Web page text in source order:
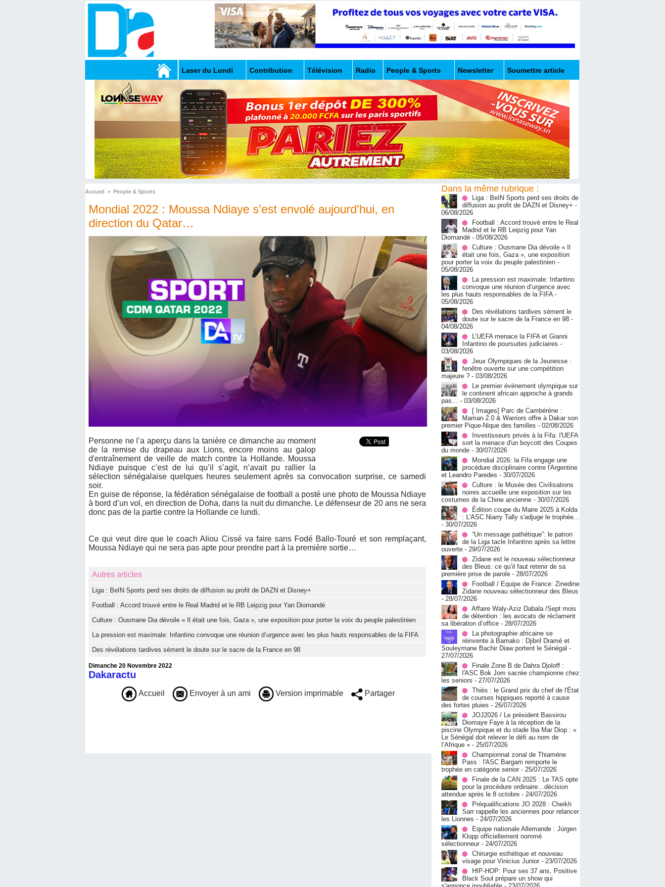
Laser du Lundi Contribution Télévision Radio People & Sports Newsletter Soumettre article
Accueil > People & Sports
Mondial 2022 : Moussa Ndiaye s’est envolé aujourd’hui, en
direction du Qatar…
Personne ne l’a aperçu dans la tanière ce dimanche au moment
de la remise du drapeau aux Lions, encore moins au galop
d'entraînement de veille de match contre la Hollande. Moussa
Ndiaye puisque c’est de lui qu’il s’agit, n’avait pu rallier la
sélection sénégalaise quelques heures seulement après sa convocation surprise, ce samedi
soir.
En guise de réponse, la fédération sénégalaise de football a posté une photo de Moussa Ndiaye
à bord d’un vol, en direction de Doha, dans la nuit du dimanche. Le défenseur de 20 ans ne sera
donc pas de la partie contre la Hollande ce lundi.
Ce qui veut dire que le coach Aliou Cissé va faire sans Fodé Ballo-Touré et son remplaçant,
Moussa Ndiaye qui ne sera pas apte pour prendre part à la première sortie…
Autres articles
Liga : BeIN Sports perd ses droits de diffusion au profit de DAZN et Disney+
Football : Accord trouvé entre le Real Madrid et le RB Leipzig pour Yan Diomandé
Culture : Ousmane Dia dévoile « Il était une fois, Gaza », une exposition pour porter la voix du peuple palestinien
La pression est maximale: Infantino convoque une réunion d’urgence avec les plus hauts responsables de la FIFA
Des révélations tardives sèment le doute sur le sacre de la France en 98
Dimanche 20 Novembre 2022
Dakaractu
Accueil Envoyer à un ami Version imprimable Partager
Dans la même rubrique :
Liga : BeIN Sports perd ses droits de
diffusion au profit de DAZN et Disney+ -
06/08/2026
Football : Accord trouvé entre le Real
Madrid et le RB Leipzig pour Yan
Diomandé - 05/08/2026
Culture : Ousmane Dia dévoile « Il
était une fois, Gaza », une exposition
pour porter la voix du peuple palestinien -
05/08/2026
La pression est maximale: Infantino
convoque une réunion d’urgence avec
les plus hauts responsables de la FIFA -
05/08/2026
Des révélations tardives sèment le
doute sur le sacre de la France en 98 -
04/08/2026
L’UEFA menace la FIFA et Gianni
Infantino de poursuites judiciaires -
03/08/2026
Jeux Olympiques de la Jeunesse :
fenêtre ouverte sur une compétition
majeure ? - 03/08/2026
Le premier événement olympique sur
le continent africain approche à grands
pas… - 03/08/2026
[ Images] Parc de Cambérène :
Maman 2.0 & Warriors offre à Dakar son
premier Pique-Nique des familles - 02/08/2026
Investisseurs privés à la Fifa: l'UEFA
sort la menace d'un boycott des Coupes
du monde - 30/07/2026
Mondial 2026: la Fifa engage une
procédure disciplinaire contre l'Argentine
et Leandro Paredes - 30/07/2026
Culture : le Musée des Civilisations
noires accueille une exposition sur les
costumes de la Chine ancienne - 30/07/2026
Édition coupe du Maire 2025 à Kolda
: L'ASC Niarry Tally s'adjuge le trophée...
- 30/07/2026
“Un message pathétique”: le patron
de la Liga tacle Infantino après sa lettre
ouverte - 29/07/2026
Zidane est le nouveau sélectionneur
des Bleus: ce qu’il faut retenir de sa
première prise de parole - 28/07/2026
Football / Equipe de France: Zinedine
Zidane nouveau sélectionneur des Bleus
- 28/07/2026
Affaire Waly-Aziz Dabala /Sept mois
de détention : les avocats de réclament
sa libération d’office - 28/07/2026
La photographie africaine se
réinvente à Bamako : Djibril Dramé et
Souleymane Bachir Diaw portent le Sénégal -
27/07/2026
Finale Zone B de Dahra Djoloff :
l'ASC Bok Jom sacrée championne chez
les seniors - 27/07/2026
Thiès : le Grand prix du chef de l'État
de courses hippiques reporté à cause
des fortes pluies - 26/07/2026
JOJ2026 / Le président Bassirou
Diomaye Faye à la réception de la
piscine Olympique et du stade Iba Mar Diop : «
Le Sénégal doit relever le défi au nom de
l’Afrique » - 25/07/2026
Championnat zonal de Thiamène
Pass : l'ASC Bargam remporte le
trophée en catégorie senior - 25/07/2026
Finale de la CAN 2025 : Le TAS opte
pour la procédure ordinaire…décision
attendue après le 8 octobre - 24/07/2026
Préqualifications JO 2028 : Cheikh
Sarr rappelle les anciennes pour relancer
les Lionnes - 24/07/2026
Equipe nationale Allemande : Jürgen
Klopp officiellement nommé
sélectionneur - 24/07/2026
Chirurgie esthétique et nouveau
visage pour Vinicius Junior - 23/07/2026
HIP-HOP: Pour ses 37 ans, Positive
Black Soul prépare un show qui